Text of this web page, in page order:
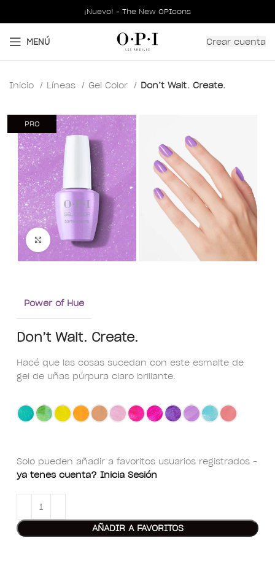
¡Nuevo! - The New OPIcons
MENÚ Crear cuenta
Inicio Líneas Gel Color Don’t Wait. Create.
Clic para ampliar
PRO
Power of Hue
Don’t Wait. Create.
Hacé que las cosas sucedan con este esmalte de
gel de uñas púrpura claro brillante.
Solo pueden añadir a favoritos usuarios registrados -
ya tenes cuenta? Inicia Sesión
AÑADIR A FAVORITOS